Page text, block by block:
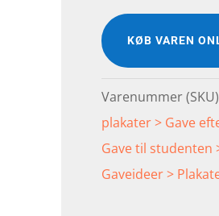
KØB VAREN
Varenummer
plakater > Gave
Gave til studenten
Gaveideer >